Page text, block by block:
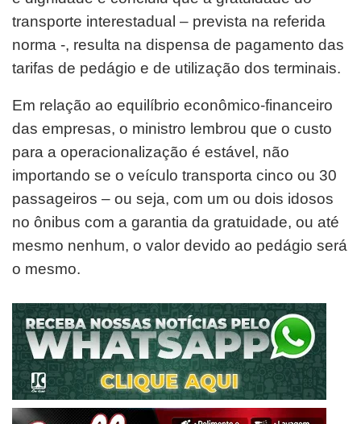
transporte interestadual – prevista na referida
norma -, resulta na dispensa de pagamento das
tarifas de pedágio e de utilização dos terminais.
Em relação ao equilíbrio econômico-financeiro
das empresas, o ministro lembrou que o custo
para a operacionalização é estável, não
importando se o veículo transporta cinco ou 30
passageiros – ou seja, com um ou dois idosos
no ônibus com a garantia da gratuidade, ou até
mesmo nenhum, o valor devido ao pedágio será
o mesmo.